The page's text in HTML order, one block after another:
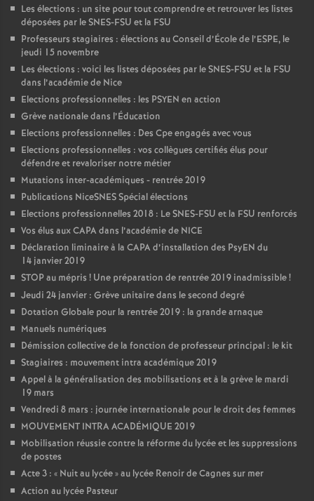
Les élections : un site pour tout comprendre et retrouver les listes
déposées par le SNES-FSU et la FSU
Professeurs stagiaires : élections au Conseil d’École de l’ESPE, le
jeudi 15 novembre
Les élections : voici les listes déposées par le SNES-FSU et la FSU
dans l’académie de Nice
Elections professionnelles : les PSYEN en action
Grève nationale dans l’Éducation
Elections professionnelles : Des Cpe engagés avec vous
Elections professionnelles : vos collègues certifiés élus pour
défendre et revaloriser notre métier
Mutations inter-académiques - rentrée 2019
Publications NiceSNES Spécial élections
Elections professionnelles 2018 : Le SNES-FSU et la FSU renforcés
Vos élus aux CAPA dans l’académie de NICE
Déclaration liminaire à la CAPA d’installation des PsyEN du
14 janvier 2019
STOP au mépris ! Une préparation de rentrée 2019 inadmissible!
Jeudi 24 janvier : Grève unitaire dans le second degré
Dotation Globale pour la rentrée 2019 : la grande arnaque
Manuels numériques
Démission collective de la fonction de professeur principal : le kit
Stagiaires : mouvement intra académique 2019
Appel à la généralisation des mobilisations et à la grève le mardi
19 mars
Vendredi 8 mars : journée internationale pour le droit des femmes
MOUVEMENT INTRA ACADÉMIQUE 2019
Mobilisation réussie contre la réforme du lycée et les suppressions
de postes
Acte 3 : « Nuit au lycée» au lycée Renoir de Cagnes sur mer
Action au lycée Pasteur